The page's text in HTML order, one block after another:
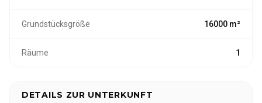
Grundstücksgröße 16000 m²
Räume 1
DETAILS ZUR UNTERKUNFT